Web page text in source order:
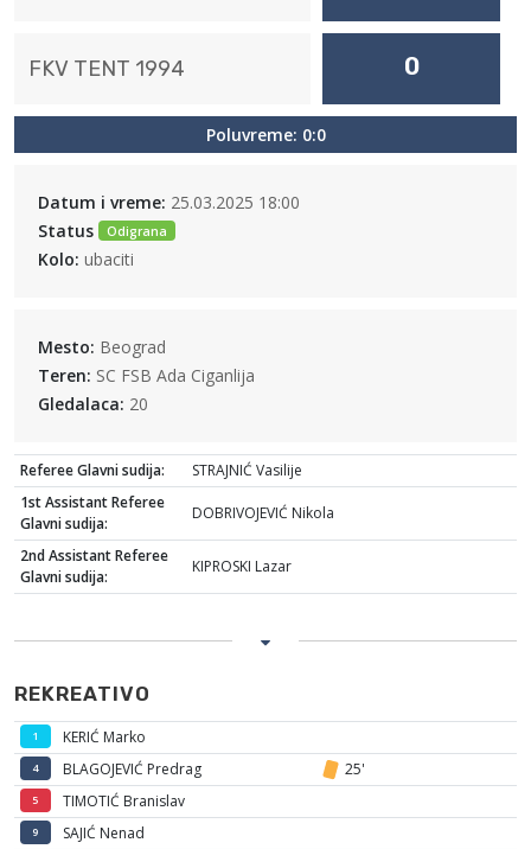
FKV TENT 1994 0
Poluvreme: 0:0
Datum i vreme: 25.03.2025 18:00
Status
Odigrana
Kolo: ubaciti
Mesto: Beograd
Teren: SC FSB Ada Ciganlija
Gledalaca: 20
Referee Glavni sudija:
STRAJNIĆ Vasilije
1st Assistant Referee
Glavni sudija:
DOBRIVOJEVIĆ Nikola
2nd Assistant Referee
Glavni sudija:
KIPROSKI Lazar
REKREATIVO
1 KERIĆ Marko
4 BLAGOJEVIĆ Predrag 25'
5 TIMOTIĆ Branislav
9 SAJIĆ Nenad